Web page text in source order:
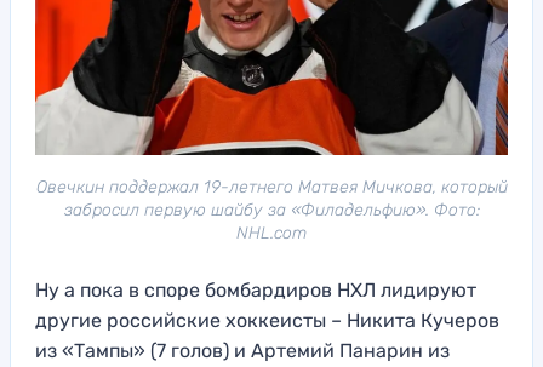
Овечкин поддержал 19-летнего Матвея Мичкова, который
забросил первую шайбу за «Филадельфию». Фото:
NHL.com
Ну а пока в споре бомбардиров НХЛ лидируют
другие российские хоккеисты – Никита Кучеров
из «Тампы» (7 голов) и Артемий Панарин из